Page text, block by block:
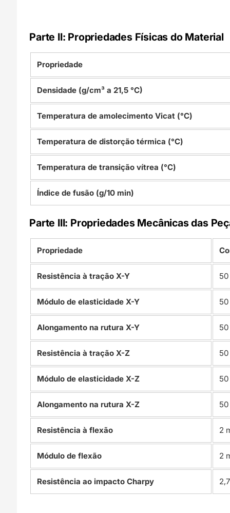
Parte II: Propriedades Físicas do Material
Propriedade
Densidade (g/cm³ a 21,5 °C)
Temperatura de amolecimento Vicat (°C)
Temperatura de distorção térmica (°C)
Temperatura de transição vítrea (°C)
Índice de fusão (g/10 min)
Parte III: Propriedades Mecânicas das
Propriedade
Resistência à tração X-Y
Módulo de elasticidade X-Y
Alongamento na rutura X-Y
Resistência à tração X-Z
Módulo de elasticidade X-Z
Alongamento na rutura X-Z
Resistência à flexão 2
Módulo de flexão 2
Resistência ao impacto Charpy